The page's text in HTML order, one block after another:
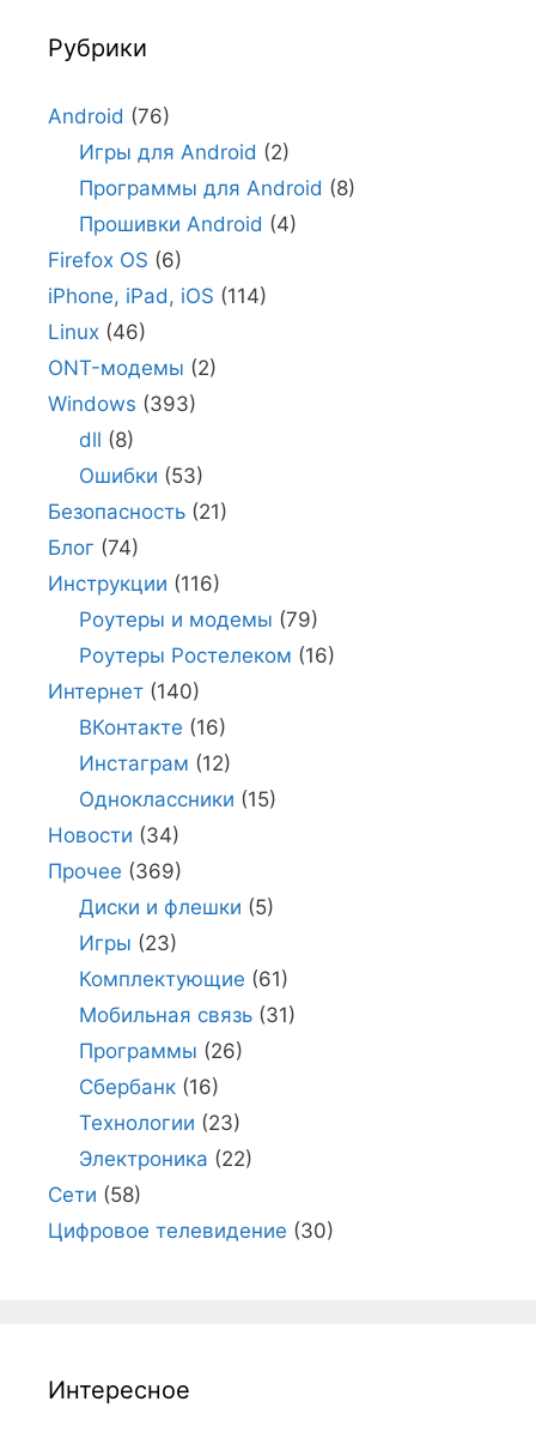
Рубрики
Android (76)
Игры для Android (2)
Программы для Android (8)
Прошивки Android (4)
Firefox OS (6)
iPhone, iPad, iOS (114)
Linux (46)
ONT-модемы (2)
Windows (393)
dll (8)
Ошибки (53)
Безопасность (21)
Блог (74)
Инструкции (116)
Роутеры и модемы (79)
Роутеры Ростелеком (16)
Интернет (140)
ВКонтакте (16)
Инстаграм (12)
Одноклассники (15)
Новости (34)
Прочее (369)
Диски и флешки (5)
Игры (23)
Комплектующие (61)
Мобильная связь(31)
Программы (26)
Сбербанк(16)
Технологии (23)
Электроника (22)
Сети (58)
Цифровое телевидение (30)
Интересное